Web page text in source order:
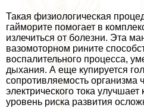
Такая физиологическая
гайморите помогает в
излечиться от болезни. Эта
вазомоторном рините
воспалительного процесса,
дыхания. А еще купируется
сопротивляемость организма
электрического тока улучшает
уровень риска развития